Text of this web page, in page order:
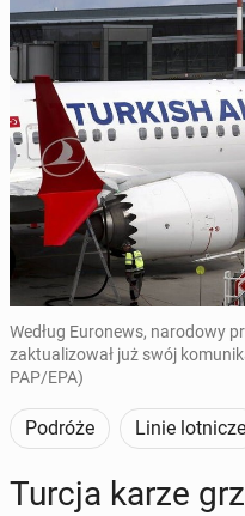
Według Euronews, narodowy
zaktualizował już swój
PAP/EPA)
Podróże Linie lotnicze
Turcja karze